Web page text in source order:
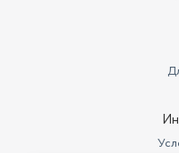
Особенности конструкции